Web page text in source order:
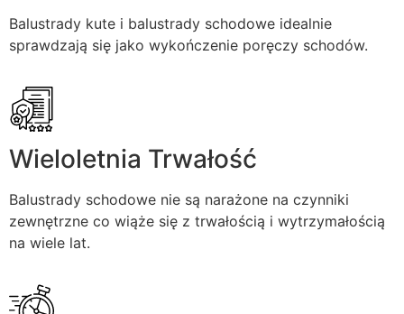
Balustrady kute i balustrady schodowe idealnie
sprawdzają się jako wykończenie poręczy schodów.
Wieloletnia Trwałość
Balustrady schodowe nie są narażone na czynniki
zewnętrzne co wiąże się z trwałością i wytrzymałością
na wiele lat.